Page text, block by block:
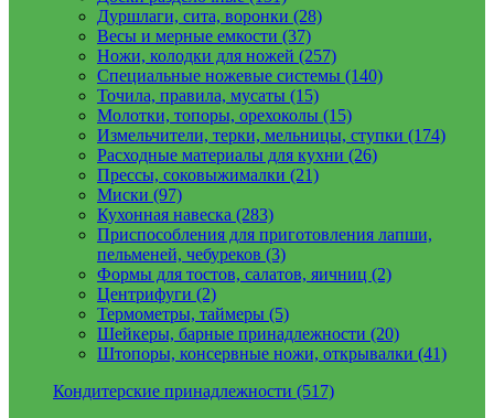
Дуршлаги, сита, воронки (28)
Весы и мерные емкости (37)
Ножи, колодки для ножей (257)
Специальные ножевые системы (140)
Точила, правила, мусаты (15)
Молотки, топоры, орехоколы (15)
Измельчители, терки, мельницы, ступки (174)
Расходные материалы для кухни (26)
Прессы, соковыжималки (21)
Миски (97)
Кухонная навеска (283)
Приспособления для приготовления лапши,
пельменей, чебуреков (3)
Формы для тостов, салатов, яичниц (2)
Центрифуги (2)
Термометры, таймеры (5)
Шейкеры, барные принадлежности (20)
Штопоры, консервные ножи, открывалки (41)
Кондитерские принадлежности (517)